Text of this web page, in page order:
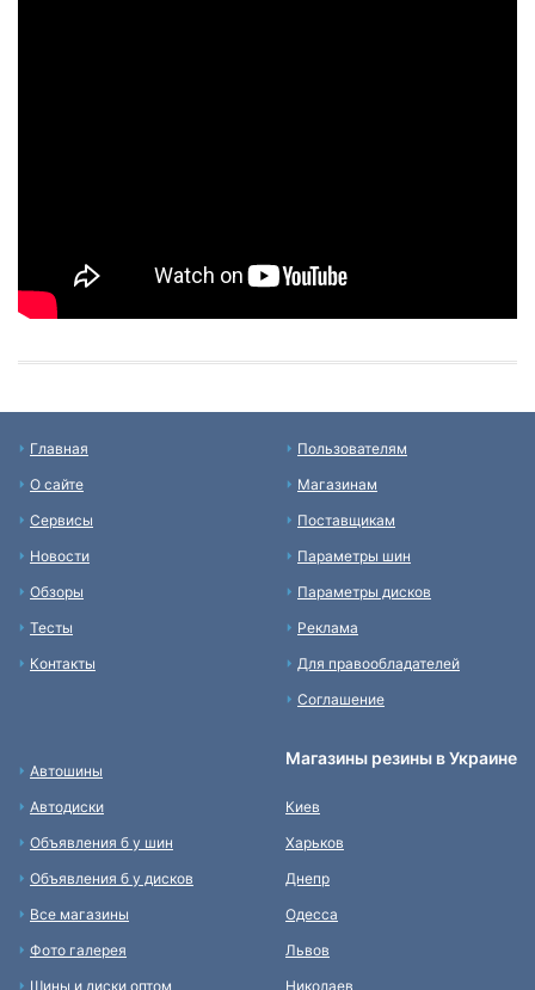
Главная
О сайте
Сервисы
Новости
Обзоры
Тесты
Контакты
Пользователям
Магазинам
Поставщикам
Параметры шин
Параметры дисков
Реклама
Для правообладателей
Соглашение
Автошины
Автодиски
Объявления б у шин
Объявления б у дисков
Все магазины
Фото галерея
Шины и диски оптом
Магазины резины в Украине
Киев
Харьков
Днепр
Одесса
Львов
Николаев